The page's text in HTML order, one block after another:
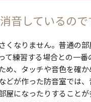
音しているので
くなりません。普通の
て練習する場合との一
め、タッチや音色を確
どが作った防音室では
屋になったりすること